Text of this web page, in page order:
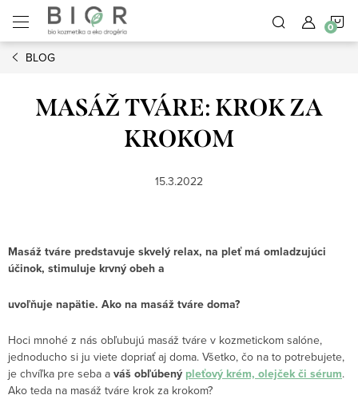
obsah
BLOG
MASÁŽ TVÁRE: KROK ZA
KROKOM
15.3.2022
Masáž tváre predstavuje skvelý relax, na pleť má omladzujúci
účinok, stimuluje krvný obeh a
uvoľňuje napätie. Ako na masáž tváre doma?
Hoci mnohé z nás obľubujú masáž tváre v kozmetickom salóne,
jednoducho si ju viete dopriať aj doma. Všetko, čo na to potrebujete,
je chvíľka pre seba a váš obľúbený pleťový krém, olejček či sérum.
Ako teda na masáž tváre krok za krokom?